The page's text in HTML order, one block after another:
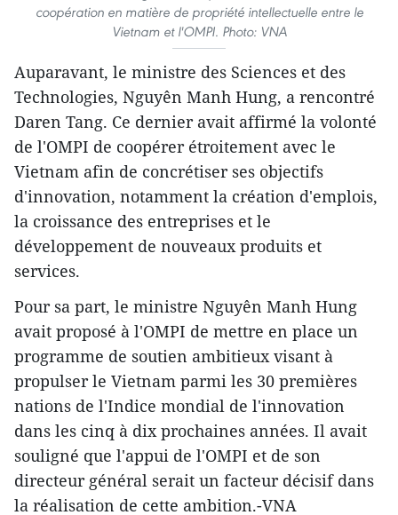
coopération en matière de propriété intellectuelle entre le
Vietnam et l'OMPI. Photo: VNA
Auparavant, le ministre des Sciences et des
Technologies, Nguyên Manh Hung, a rencontré
Daren Tang. Ce dernier avait affirmé la volonté
de l'OMPI de coopérer étroitement avec le
Vietnam afin de concrétiser ses objectifs
d'innovation, notamment la création d'emplois,
la croissance des entreprises et le
développement de nouveaux produits et
services.
Pour sa part, le ministre Nguyên Manh Hung
avait proposé à l'OMPI de mettre en place un
programme de soutien ambitieux visant à
propulser le Vietnam parmi les 30 premières
nations de l'Indice mondial de l'innovation
dans les cinq à dix prochaines années. Il avait
souligné que l'appui de l'OMPI et de son
directeur général serait un facteur décisif dans
la réalisation de cette ambition.-VNA